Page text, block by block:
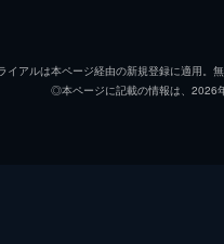
アルは本ページ経由の新規登録に適用。
◎本ページに記載の情報は、2026